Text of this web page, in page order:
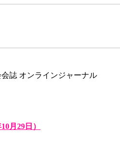
誌 オンラインジャーナル
月29日）